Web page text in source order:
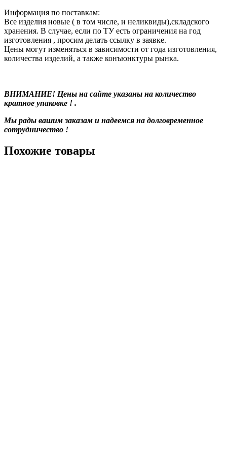
Информация по поставкам:
Все изделия новые ( в том числе, и неликвиды),складского
хранения. В случае, если по ТУ есть ограничения на год
изготовления , просим делать ссылку в заявке.
Цены могут изменяться в зависимости от года изготовления,
количества изделий, а также конъюнктуры рынка.
ВНИМАНИЕ! Цены на сайте указаны на количество
кратное упаковке ! .
Мы рады вашим заказам и надеемся на долговременное
сотрудничество !
Похожие товары